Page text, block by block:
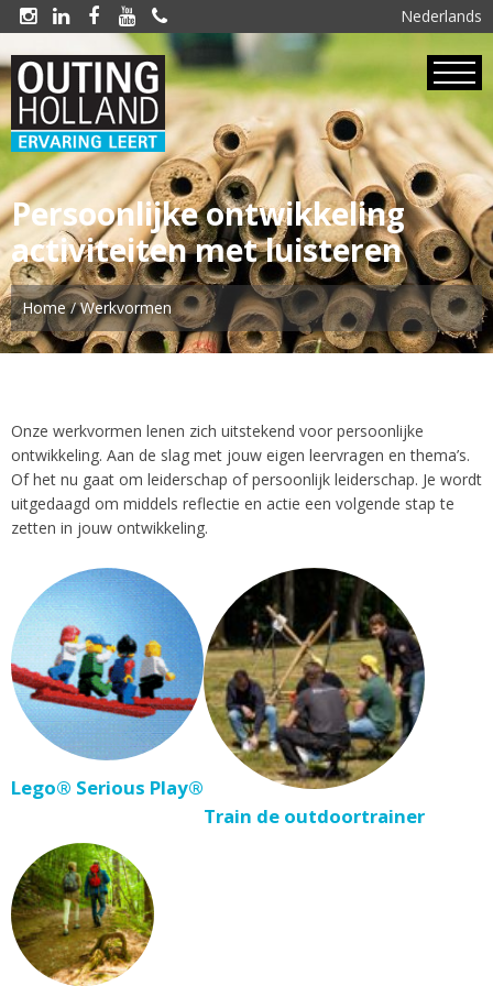
Nederlands
    
Persoonlijke ontwikkeling
activiteiten metluisteren
Home/Werkvormen
Onze werkvormen lenen zich uitstekend voor persoonlijke
ontwikkeling. Aan de slag met jouw eigen leervragen en thema’s.
Of het nu gaat om leiderschap of persoonlijk leiderschap. Je wordt
uitgedaagd om middels reflectie en actie een volgende stap te
zetten in jouw ontwikkeling.
Lego® Serious Play®
Train de outdoortrainer